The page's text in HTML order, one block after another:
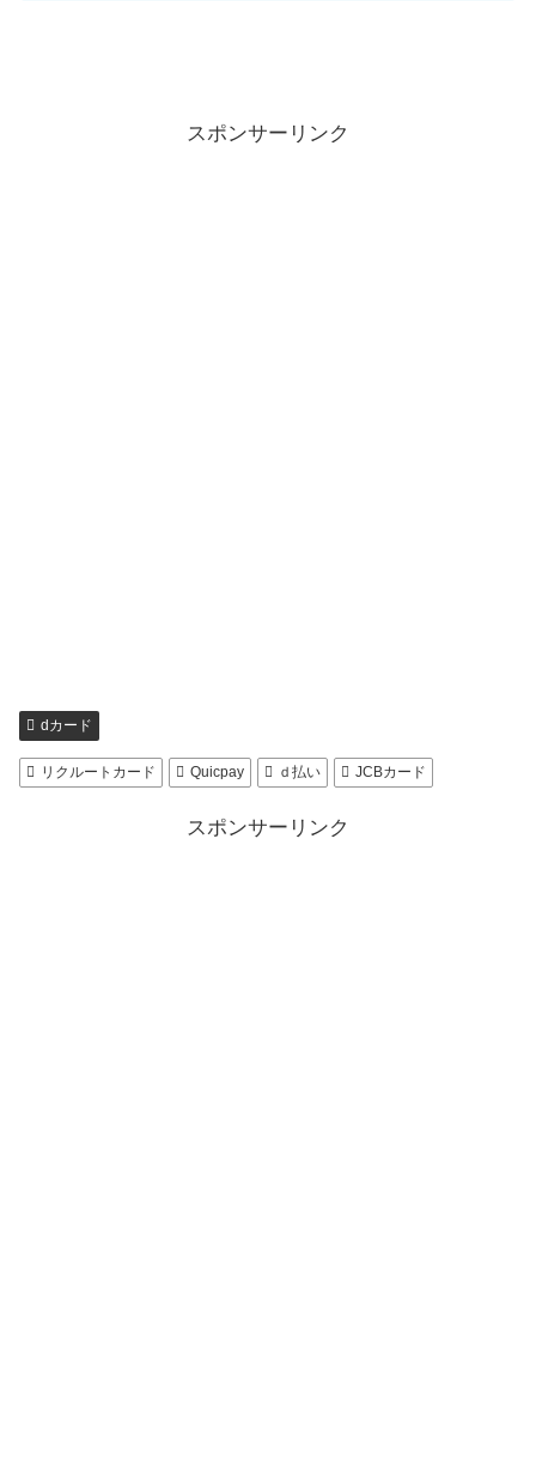
スポンサーリンク
dカード
リクルートカード Quicpay ｄ払い JCBカード
スポンサーリンク